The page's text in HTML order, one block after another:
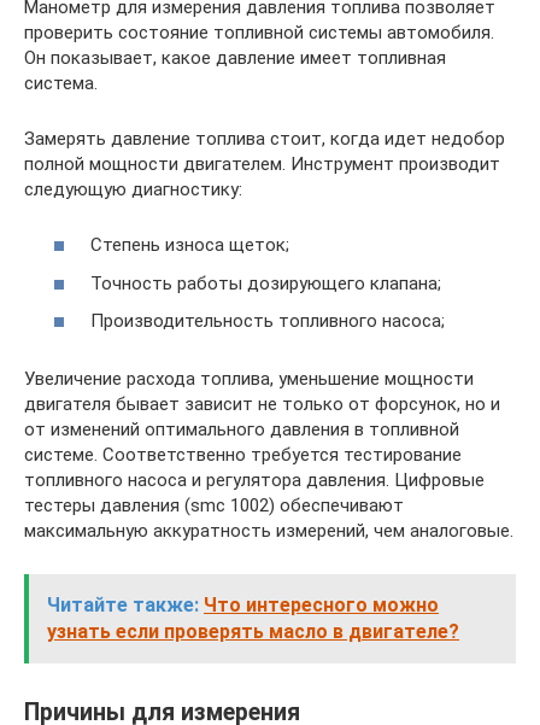
Манометр для измерения давления топлива позволяет
проверить состояние топливной системы автомобиля.
Он показывает, какое давление имеет топливная
система.
Замерять давление топлива стоит, когда идет недобор
полной мощности двигателем. Инструмент производит
следующую диагностику:
Степень износа щеток;
Точность работы дозирующего клапана;
Производительность топливного насоса;
Увеличение расхода топлива, уменьшение мощности
двигателя бывает зависит не только от форсунок, но и
от изменений оптимального давления в топливной
системе. Соответственно требуется тестирование
топливного насоса и регулятора давления. Цифровые
тестеры давления (smc 1002) обеспечивают
максимальную аккуратность измерений, чем аналоговые.
Читайте также: Что интересного можно
узнать если проверять масло в двигателе?
Причины для измерения